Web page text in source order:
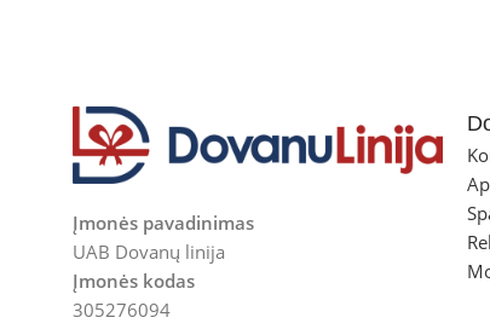
Įmonės pavadinimas
UAB Dovanų linija
Įmonės kodas
305276094